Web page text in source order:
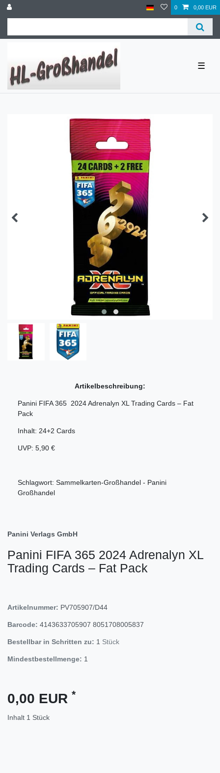
0 0,00 EUR
☰
Artikelbeschreibung:
Panini FIFA 365 2024 Adrenalyn XL Trading Cards – Fat
Pack
Inhalt: 24+2 Cards
UVP: 5,90 €
Schlagwort: Sammelkarten-Großhandel - Panini
Großhandel
Panini Verlags GmbH
Panini FIFA 365 2024 Adrenalyn XL
Trading Cards – Fat Pack
Artikelnummer: PV705907/D44
Barcode: 4143633705907 8051708005837
Bestellbar in Schritten zu: 1 Stück
Mindestbestellmenge: 1
0,00 EUR *
Inhalt 1 Stück